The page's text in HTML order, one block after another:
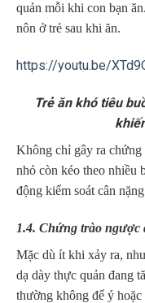
quản mỗi khi con bạn
nôn ở trẻ sau khi ăn.
https://youtu.be/
Trẻ ăn khó tiêu
Không chỉ gây ra chứng
nhỏ còn kéo theo nhiều
động kiểm soát cân
1.4. Chứng trào ngược
Mặc dù ít khi xảy ra,
dạ dày thực quản đang
thường không để ý